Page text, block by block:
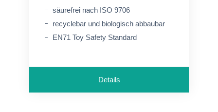
säurefrei nach ISO 9706
recyclebar und biologisch abbaubar
EN71 Toy Safety Standard
Details